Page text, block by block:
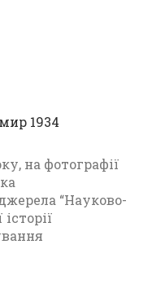
1934
на фотографії
“Науково-